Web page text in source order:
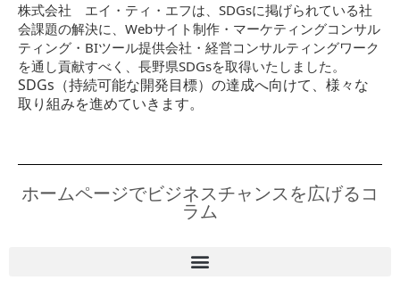
株式会社 エイ・ティ・エフは、SDGsに掲げられている社
会課題の解決に、Webサイト制作・マーケティングコンサル
ティング・BIツール提供会社・経営コンサルティングワーク
を通し貢献すべく、長野県SDGsを取得いたしました。
SDGs（持続可能な開発目標）の達成へ向けて、様々な
取り組みを進めていきます。
ホームページでビジネスチャンスを広げるコ
ラム